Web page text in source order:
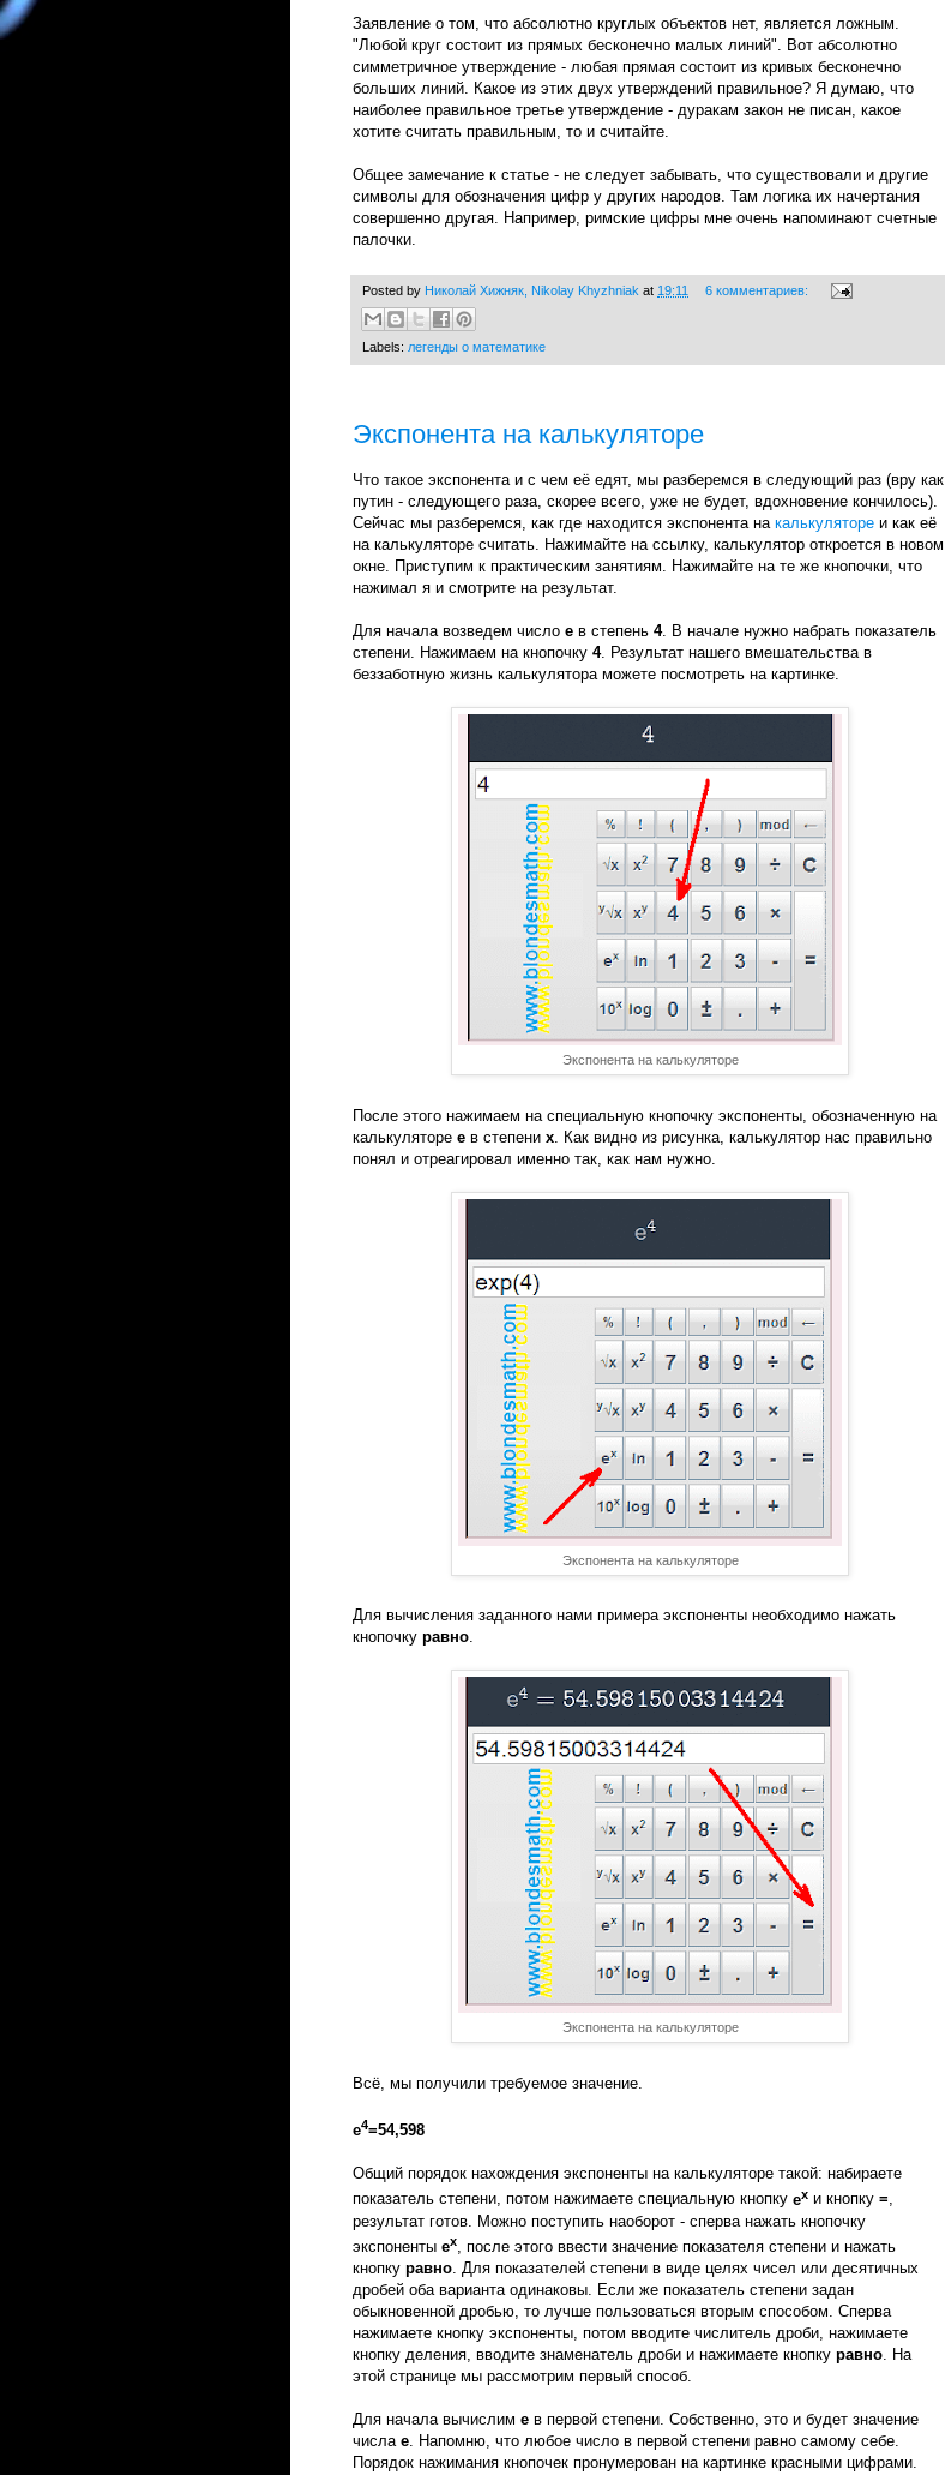
Заявление о том, что абсолютно круглых объектов нет, является ложным.
"Любой круг состоит из прямых бесконечно малых линий". Вот абсолютно
симметричное утверждение - любая прямая состоит из кривых бесконечно
больших линий. Какое из этих двух утверждений правильное? Я думаю, что
наиболее правильное третье утверждение - дуракам закон не писан, какое
хотите считать правильным, то и считайте.
Общее замечание к статье - не следует забывать, что существовали и другие
символы для обозначения цифр у других народов. Там логика их начертания
совершенно другая. Например, римские цифры мне очень напоминают счетные
палочки.
Posted by Николай Хижняк, Nikolay Khyzhniak at 19:11 6 комментариев:
Labels: легенды о математике
Экспонента на калькуляторе
Что такое экспонента и с чем её едят, мы разберемся в следующий раз (вру как
путин - следующего раза, скорее всего, уже не будет, вдохновение кончилось).
Сейчас мы разберемся, как где находится экспонента на калькуляторе и как её
на калькуляторе считать. Нажимайте на ссылку, калькулятор откроется в новом
окне. Приступим к практическим занятиям. Нажимайте на те же кнопочки, что
нажимал я и смотрите на результат.
Для начала возведем число е в степень 4. В начале нужно набрать показатель
степени. Нажимаем на кнопочку 4. Результат нашего вмешательства в
беззаботную жизнь калькулятора можете посмотреть на картинке.
Экспонента на калькуляторе
После этого нажимаем на специальную кнопочку экспоненты, обозначенную на
калькуляторе е в степени х . Как видно из рисунка, калькулятор нас правильно
понял и отреагировал именно так, как нам нужно.
Экспонента на калькуляторе
Для вычисления заданного нами примера экспоненты необходимо нажать
кнопочку равно.
Экспонента на калькуляторе
Всё, мы получили требуемое значение.
е4=54,598
Общий порядок нахождения экспоненты на калькуляторе такой: набираете
показатель степени, потом нажимаете специальную кнопку ех и кнопку =,
результат готов. Можно поступить наоборот - сперва нажать кнопочку
экспоненты ех, после этого ввести значение показателя степени и нажать
кнопку равно. Для показателей степени в виде целях чисел или десятичных
дробей оба варианта одинаковы. Если же показатель степени задан
обыкновенной дробью, то лучше пользоваться вторым способом. Сперва
нажимаете кнопку экспоненты, потом вводите числитель дроби, нажимаете
кнопку деления, вводите знаменатель дроби и нажимаете кнопку равно. На
этой странице мы рассмотрим первый способ.
Для начала вычислим е в первой степени. Собственно, это и будет значение
числа е. Напомню, что любое число в первой степени равно самому себе.
Порядок нажимания кнопочек пронумерован на картинке красными цифрами.